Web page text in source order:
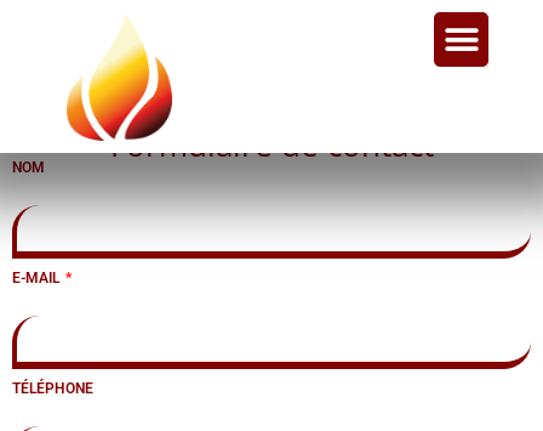
Formulaire de contact
NOM
E-MAIL
TÉLÉPHONE